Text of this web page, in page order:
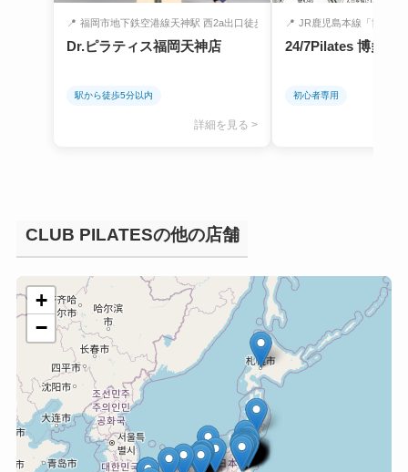
📍 福岡市地下鉄空港線天神駅 西2a出口徒歩...
Dr.ピラティス福岡天神店
駅から徒歩5分以内
詳細を見る >
📍 JR鹿児島本線「博多駅
24/7Pilates 博多店
初心者専用
CLUB PILATESの他の店舗
+
−